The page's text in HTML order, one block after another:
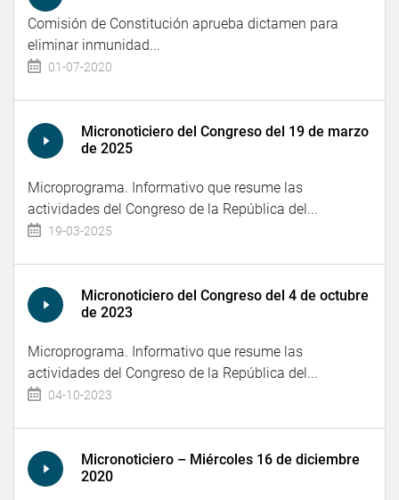
Comisión de Constitución aprueba dictamen para
eliminar inmunidad...
01-07-2020
Micronoticiero del Congreso del 19 de marzo
de 2025
Microprograma. Informativo que resume las
actividades del Congreso de la República del...
19-03-2025
Micronoticiero del Congreso del 4 de octubre
de 2023
Microprograma. Informativo que resume las
actividades del Congreso de la República del...
04-10-2023
Micronoticiero – Miércoles 16 de diciembre
2020